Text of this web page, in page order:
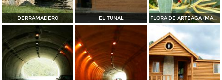
DERRAMADERO EL TUNAL FLORA DE ARTEAGA (MAGUEY)